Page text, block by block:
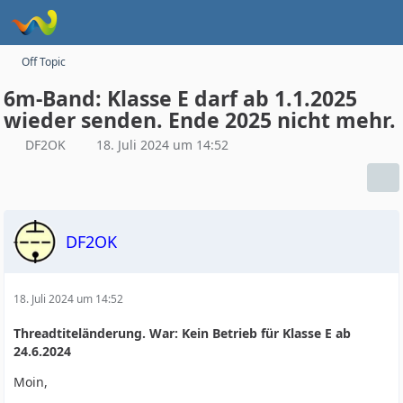
Off Topic
6m-Band: Klasse E darf ab 1.1.2025
wieder senden. Ende 2025 nicht mehr.
DF2OK 18. Juli 2024 um 14:52
DF2OK
18. Juli 2024 um 14:52
Threadtiteländerung. War: Kein Betrieb für Klasse E ab
24.6.2024
Moin,